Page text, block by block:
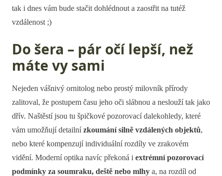
tak i dnes vám bude stačit dohlédnout a zaostřit na tutéž
vzdálenost ;)
Do šera – pár očí lepší, než
máte vy sami
Nejeden vášnivý ornitolog nebo prostý milovník přírody
zalitoval, že postupem času jeho oči slábnou a neslouží tak jako
dřív. Naštěstí jsou tu špičkové pozorovací dalekohledy, které
vám umožňují detailnízkoumání silně vzdálených objektů,
nebo které kompenzují individuální rozdíly ve zrakovém
vidění. Moderní optika navíc překoná i extrémní pozorovací
podmínky za soumraku, deště nebo mlhy a, na rozdíl od